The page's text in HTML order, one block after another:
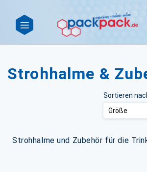
Strohhalme &
Strohhalme und Zubehör für die
Sortieren